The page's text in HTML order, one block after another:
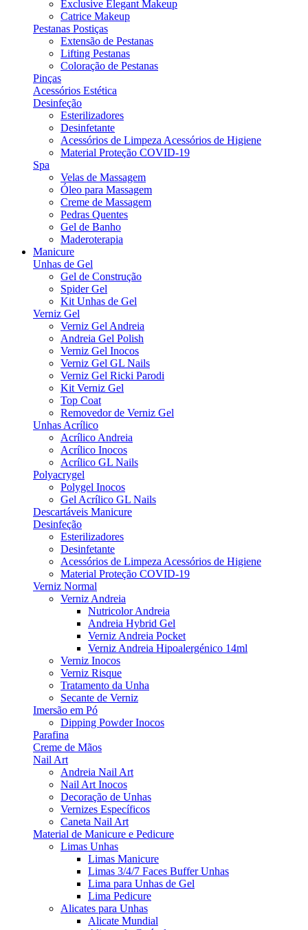
Exclusive Elegant Makeup
Catrice Makeup
Pestanas Postiças
Extensão de Pestanas
Lifting Pestanas
Coloração de Pestanas
Pinças
Acessórios Estética
Desinfeção
Esterilizadores
Desinfetante
Acessórios de Limpeza Acessórios de Higiene
Material Proteção COVID-19
Spa
Velas de Massagem
Óleo para Massagem
Creme de Massagem
Pedras Quentes
Gel de Banho
Maderoterapia
Manicure
Unhas de Gel
Gel de Construção
Spider Gel
Kit Unhas de Gel
Verniz Gel
Verniz Gel Andreia
Andreia Gel Polish
Verniz Gel Inocos
Verniz Gel GL Nails
Verniz Gel Ricki Parodi
Kit Verniz Gel
Top Coat
Removedor de Verniz Gel
Unhas Acrílico
Acrílico Andreia
Acrílico Inocos
Acrílico GL Nails
Polyacrygel
Polygel Inocos
Gel Acrílico GL Nails
Descartáveis Manicure
Desinfeção
Esterilizadores
Desinfetante
Acessórios de Limpeza Acessórios de Higiene
Material Proteção COVID-19
Verniz Normal
Verniz Andreia
Nutricolor Andreia
Andreia Hybrid Gel
Verniz Andreia Pocket
Verniz Andreia Hipoalergénico 14ml
Verniz Inocos
Verniz Risque
Tratamento da Unha
Secante de Verniz
Imersão em Pó
Dipping Powder Inocos
Parafina
Creme de Mãos
Nail Art
Andreia Nail Art
Nail Art Inocos
Decoração de Unhas
Vernizes Específicos
Caneta Nail Art
Material de Manicure e Pedicure
Limas Unhas
Limas Manicure
Limas 3/4/7 Faces Buffer Unhas
Lima para Unhas de Gel
Lima Pedicure
Alicates para Unhas
Alicate Mundial